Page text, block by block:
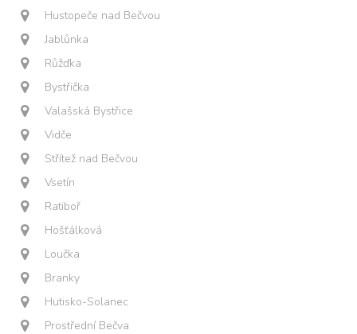
Hustopeče nad Bečvou
Jablůnka
Růžďka
Bystřička
Valašská Bystřice
Vidče
Střítež nad Bečvou
Vsetín
Ratiboř
Hošťálková
Loučka
Branky
Hutisko-Solanec
Prostřední Bečva